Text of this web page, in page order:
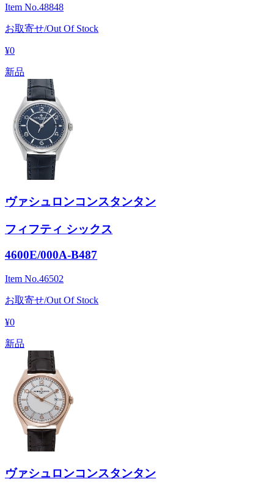
Item No.48848
お取寄せ/Out Of Stock
¥0
新品
ヴァシュロンコンスタンタン
フィフティ シックス
4600E/000A-B487
Item No.46502
お取寄せ/Out Of Stock
¥0
新品
ヴァシュロンコンスタンタン